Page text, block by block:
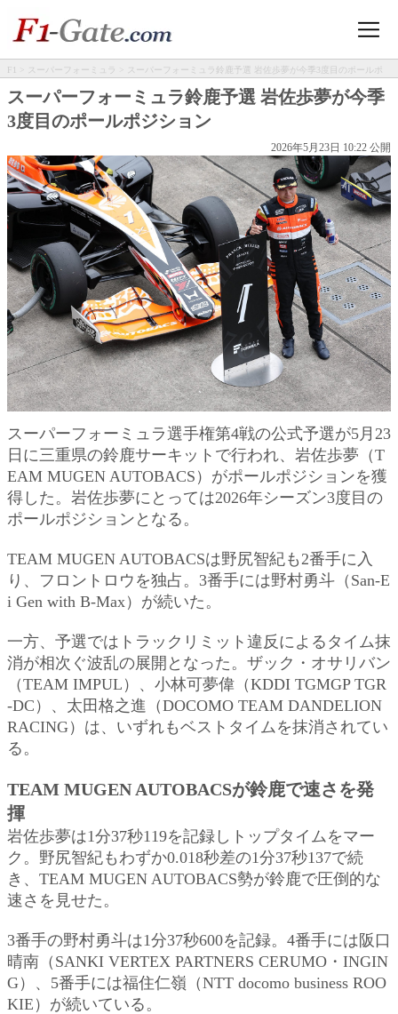
F1 > スーパーフォーミュラ
> スーパーフォーミュラ鈴鹿予選 岩佐歩夢が今季3度目のポールポ
ジション
スーパーフォーミュラ鈴鹿予選 岩佐歩夢が今季
3度目のポールポジション
2026年5月23日 10:22 公開
スーパーフォーミュラ選手権第4戦の公式予選が5月23
日に三重県の鈴鹿サーキットで行われ、岩佐歩夢（T
EAM MUGEN AUTOBACS）がポールポジションを獲
得した。岩佐歩夢にとっては2026年シーズン3度目の
ポールポジションとなる。
TEAM MUGEN AUTOBACSは野尻智紀も2番手に入
り、フロントロウを独占。3番手には野村勇斗（San-E
i Gen with B-Max）が続いた。
一方、予選ではトラックリミット違反によるタイム抹
消が相次ぐ波乱の展開となった。ザック・オサリバン
（TEAM IMPUL）、小林可夢偉（KDDI TGMGP TGR
-DC）、太田格之進（DOCOMO TEAM DANDELION
RACING）は、いずれもベストタイムを抹消されてい
る。
TEAM MUGEN AUTOBACSが鈴鹿で速さを発
揮
岩佐歩夢は1分37秒119を記録しトップタイムをマー
ク。野尻智紀もわずか0.018秒差の1分37秒137で続
き、TEAM MUGEN AUTOBACS勢が鈴鹿で圧倒的な
速さを見せた。
3番手の野村勇斗は1分37秒600を記録。4番手には阪口
晴南（SANKI VERTEX PARTNERS CERUMO・INGIN
G）、5番手には福住仁嶺（NTT docomo business ROO
KIE）が続いている。